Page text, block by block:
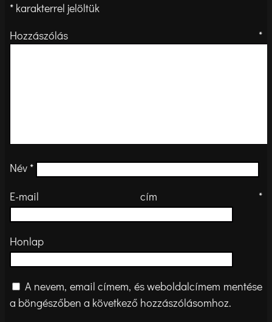
* karakterrel jelöltük
Hozzászólás *
Név *
E-mail cím *
Honlap
A nevem, email címem, és weboldalcímem mentése
a böngészőben a következő hozzászólásomhoz.